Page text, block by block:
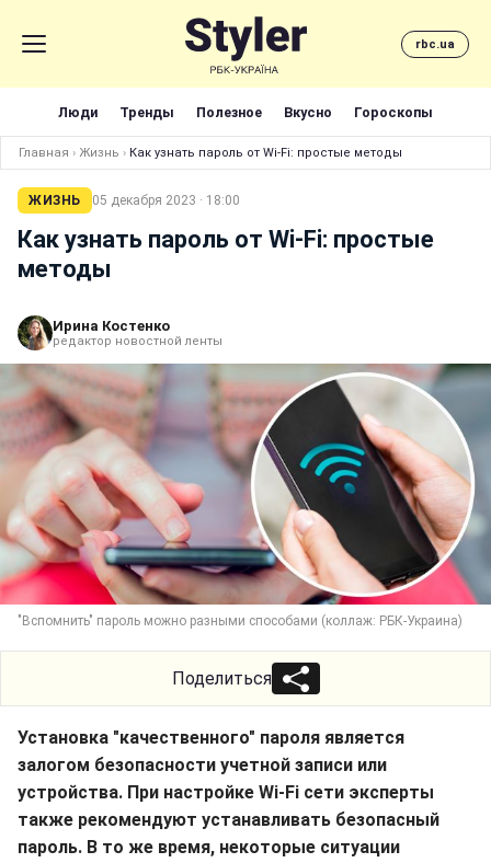
rbc.ua
Люди Тренды Полезное Вкусно Гороскопы
Главная › Жизнь › Как узнать пароль от Wi-Fi: простые методы
ЖИЗНЬ 05 декабря 2023 · 18:00
Как узнать пароль от Wi-Fi: простые
методы
Ирина Костенко
редактор новостной ленты
"Вспомнить" пароль можно разными способами (коллаж: РБК-Украина)
Поделиться
Установка "качественного" пароля является
залогом безопасности учетной записи или
устройства. При настройке Wi-Fi сети эксперты
также рекомендуют устанавливать безопасный
пароль. В то же время, некоторые ситуации